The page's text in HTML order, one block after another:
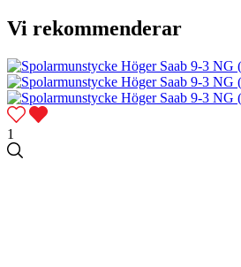
Vi rekommenderar
1